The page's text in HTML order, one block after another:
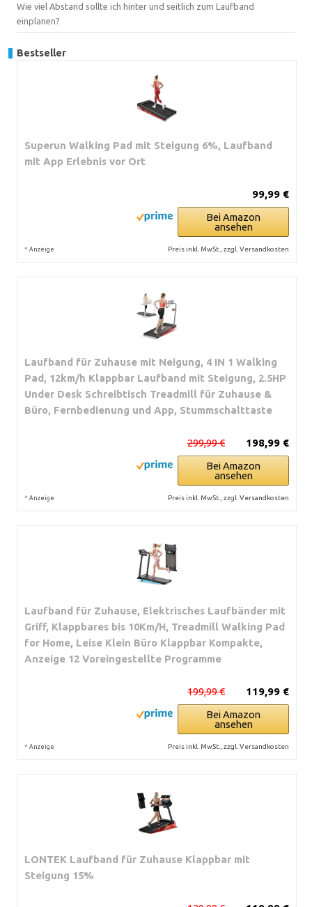
Wie viel Abstand sollte ich hinter und seitlich zum Laufband
einplanen?
Bestseller
Superun Walking Pad mit Steigung 6%, Laufband
mit App Erlebnis vor Ort
99,99 €
Bei Amazon
ansehen
* Anzeige Preis inkl. MwSt., zzgl. Versandkosten
Laufband für Zuhause mit Neigung, 4 IN 1 Walking
Pad, 12km/h Klappbar Laufband mit Steigung, 2.5HP
Under Desk Schreibtisch Treadmill für Zuhause &
Büro, Fernbedienung und App, Stummschalttaste
198,99 €
299,99 €
Bei Amazon
ansehen
* Anzeige Preis inkl. MwSt., zzgl. Versandkosten
Laufband für Zuhause, Elektrisches Laufbänder mit
Griff, Klappbares bis 10Km/H, Treadmill Walking Pad
for Home, Leise Klein Büro Klappbar Kompakte,
Anzeige 12 Voreingestellte Programme
119,99 €
199,99 €
Bei Amazon
ansehen
* Anzeige Preis inkl. MwSt., zzgl. Versandkosten
LONTEK Laufband für Zuhause Klappbar mit
Steigung 15%